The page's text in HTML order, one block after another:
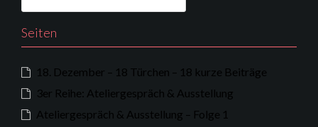
Seiten
18. Dezember – 18 Türchen – 18 kurze Beiträge
3er Reihe: Ateliergespräch & Ausstellung
Ateliergespräch & Ausstellung – Folge 1